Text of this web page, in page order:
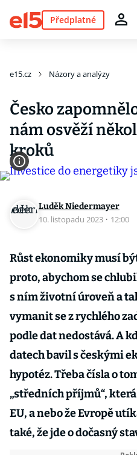
Předplatné
e15.cz Názory a analýzy
Česko
nám osvěží
kroků
Luděk Niedermayer
10. listopadu 2023 · 12:00
Růst ekonomiky musí
proto, abychom se
s ním životní úroveň a
vymanit se z rychlého
podle dat nedostává. A
datech bavil s českými
hypotéz. Třeba čísla o
„středních příjmů“,
EU, a nebo že Evropě
také, že jde o dočasný